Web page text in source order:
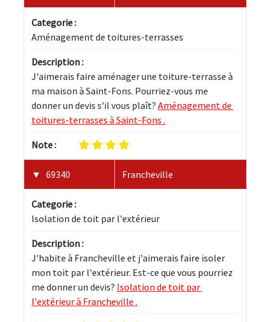
Categorie :
Aménagement de toitures-terrasses
Description :
J'aimerais faire aménager une toiture-terrasse à
ma maison à Saint-Fons. Pourriez-vous me
donner un devis s'il vous plaît? Aménagement de
toitures-terrasses à Saint-Fons .
Note :
69340 Francheville
Categorie :
Isolation de toit par l'extérieur
Description :
J'habite à Francheville et j'aimerais faire isoler
mon toit par l'extérieur. Est-ce que vous pourriez
me donner un devis? Isolation de toit par
l'extérieur à Francheville .